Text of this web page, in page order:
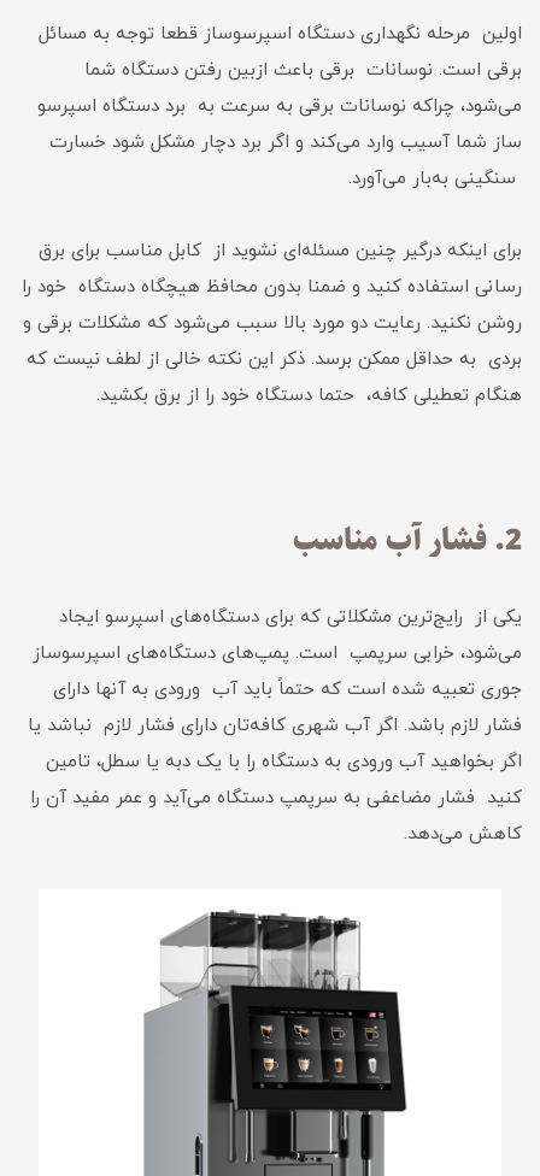
اولین مرحله نگهداری دستگاه اسپرسوساز قطعا توجه به مسائل
برقی است. نوسانات برقی باعث ازبین رفتن دستگاه شما
می‌شود، چراکه نوسانات برقی به سرعت به برد دستگاه اسپرسو
ساز شما آسیب وارد می‌کند و اگر برد دچار مشکل شود خسارت
سنگینی به‌بار می‌آورد.
برای اینکه درگیر چنین مسئله‌ای نشوید از کابل مناسب برای برق
رسانی استفاده کنید و ضمنا بدون محافظ هیچگاه دستگاه خود را
روشن نکنید. رعایت دو مورد بالا سبب می‌شود که مشکلات برقی و
بردی به حداقل ممکن برسد. ذکر این نکته خالی از لطف نیست که
هنگام تعطیلی کافه، حتما دستگاه خود را از برق بکشید.
2. فشار آب مناسب
یکی از رایج‌ترین مشکلاتی که برای دستگاه‌های اسپرسو ایجاد
می‌شود، خرابی سرپمپ است. پمپ‌های دستگاه‌های اسپرسوساز
جوری تعبیه شده است که حتماً باید آب ورودی به آنها دارای
فشار لازم باشد. اگر آب شهری کافه‌تان دارای فشار لازم نباشد یا
اگر بخواهید آب ورودی به دستگاه را با یک دبه یا سطل، تامین
کنید فشار مضاعفی به سرپمپ دستگاه می‌آید و عمر مفید آن را
کاهش می‌دهد.